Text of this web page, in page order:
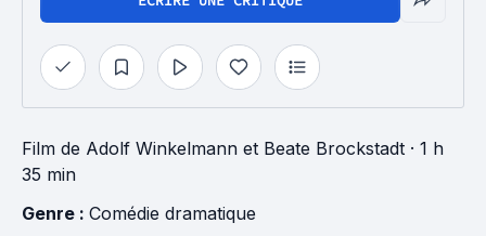
Film de Adolf Winkelmann et Beate Brockstadt · 1 h
35 min
Genre : Comédie dramatique